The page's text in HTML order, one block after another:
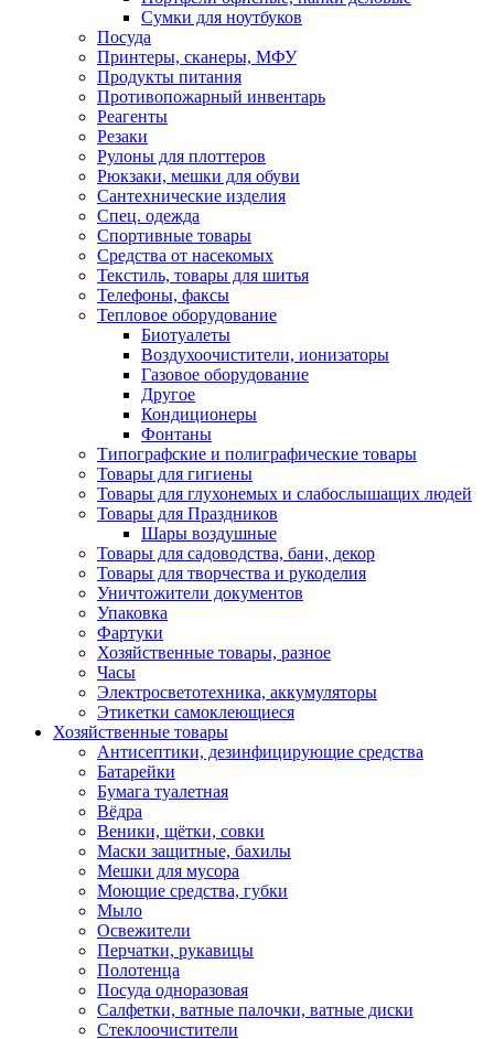
Сумки для ноутбуков
Посуда
Принтеры, сканеры, МФУ
Продукты питания
Противопожарный инвентарь
Реагенты
Резаки
Рулоны для плоттеров
Рюкзаки, мешки для обуви
Сантехнические изделия
Спец. одежда
Спортивные товары
Средства от насекомых
Текстиль, товары для шитья
Телефоны, факсы
Тепловое оборудование
Биотуалеты
Воздухоочистители, ионизаторы
Газовое оборудование
Другое
Кондиционеры
Фонтаны
Типографские и полиграфические товары
Товары для гигиены
Товары для глухонемых и слабослышащих людей
Товары для Праздников
Шары воздушные
Товары для садоводства, бани, декор
Товары для творчества и рукоделия
Уничтожители документов
Упаковка
Фартуки
Хозяйственные товары, разное
Часы
Электросветотехника, аккумуляторы
Этикетки самоклеющиеся
Хозяйственные товары
Антисептики, дезинфицирующие средства
Батарейки
Бумага туалетная
Вёдра
Веники, щётки, совки
Маски защитные, бахилы
Мешки для мусора
Моющие средства, губки
Мыло
Освежители
Перчатки, рукавицы
Полотенца
Посуда одноразовая
Салфетки, ватные палочки, ватные диски
Стеклоочистители